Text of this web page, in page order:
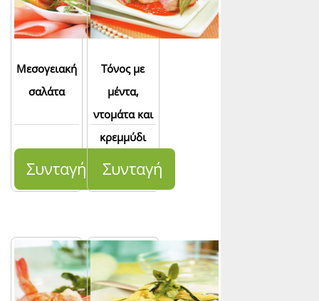
Μεσογειακή
σαλάτα
Συνταγή
Τόνος με
μέντα,
ντομάτα και
κρεμμύδι
Συνταγή